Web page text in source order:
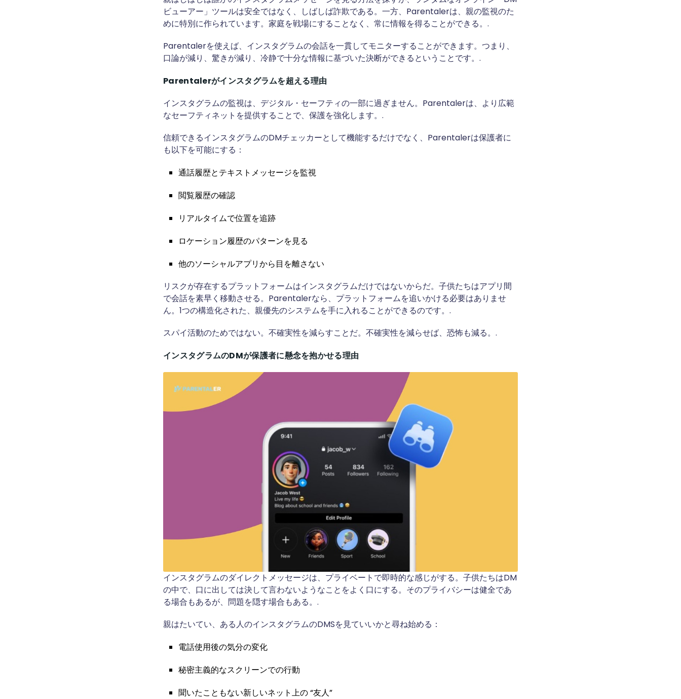
ビューアー」ツールは安全ではなく、しばしば詐欺である。一方、Parentalerは、親の監視のた
めに特別に作られています。家庭を戦場にすることなく、常に情報を得ることができる。.
Parentalerを使えば、インスタグラムの会話を一貫してモニターすることができます。つまり、
口論が減り、驚きが減り、冷静で十分な情報に基づいた決断ができるということです。.
Parentalerがインスタグラムを超える理由
インスタグラムの監視は、デジタル・セーフティの一部に過ぎません。Parentalerは、より広範
なセーフティネットを提供することで、保護を強化します。.
信頼できるインスタグラムのDMチェッカーとして機能するだけでなく、Parentalerは保護者に
も以下を可能にする：
通話履歴とテキストメッセージを監視
閲覧履歴の確認
リアルタイムで位置を追跡
ロケーション履歴のパターンを見る
他のソーシャルアプリから目を離さない
リスクが存在するプラットフォームはインスタグラムだけではないからだ。子供たちはアプリ間
で会話を素早く移動させる。Parentalerなら、プラットフォームを追いかける必要はありませ
ん。1つの構造化された、親優先のシステムを手に入れることができるのです。.
スパイ活動のためではない。不確実性を減らすことだ。不確実性を減らせば、恐怖も減る。.
インスタグラムのDMが保護者に懸念を抱かせる理由
インスタグラムのダイレクトメッセージは、プライベートで即時的な感じがする。子供たちはDM
の中で、口に出しては決して言わないようなことをよく口にする。そのプライバシーは健全であ
る場合もあるが、問題を隠す場合もある。.
親はたいてい、ある人のインスタグラムのDMSを見ていいかと尋ね始める：
電話使用後の気分の変化
秘密主義的なスクリーンでの行動
聞いたこともない新しいネット上の “友人”